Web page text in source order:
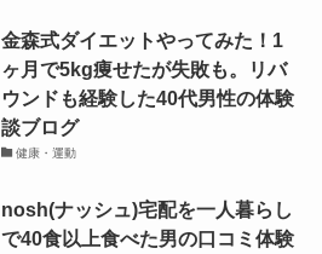
金森式ダイエットやってみた！1
ヶ月で5kg痩せたが失敗も。リバ
ウンドも経験した40代男性の体験
談ブログ
健康・運動
nosh(ナッシュ)宅配を一人暮らし
で40食以上食べた男の口コミ体験